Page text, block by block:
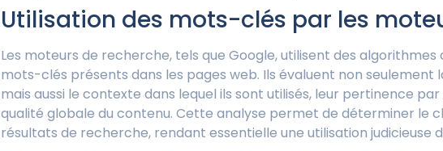
Utilisation des mots-clés par les
Les moteurs de recherche, tels que Google, utilisent des
mots-clés présents dans les pages web. Ils évaluent non seulement
mais aussi le contexte dans lequel ils sont utilisés, leur pertinence
qualité globale du contenu. Cette analyse permet de déterminer le
résultats de recherche, rendant essentielle une utilisation judicieuse